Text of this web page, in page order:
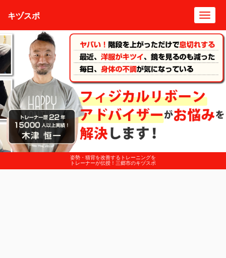
姿勢・猫背を改善するトレーニングを
トレーナーが伝授！三郷市のキヅスポ
キヅスポ